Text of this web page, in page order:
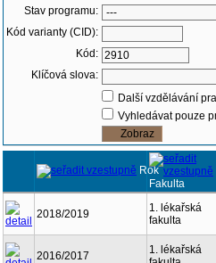
Stav programu:
Kód varianty (CID):
Kód:
Klíčová slova:
Další vzdělávání
Vyhledávat pouze
Rok
Fakulta
2018/2019
1. lékařská
fakulta
2016/2017
1. lékařská